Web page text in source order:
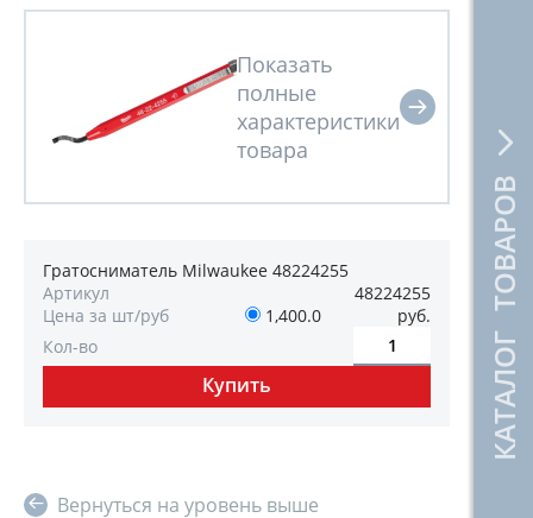
КАТАЛОГ ТОВАРОВ
Гратосниматель Milwaukee 48224255
Артикул
48224255
Цена за шт/руб
1,400.0
руб.
Кол-во
Вернуться на уровень выше